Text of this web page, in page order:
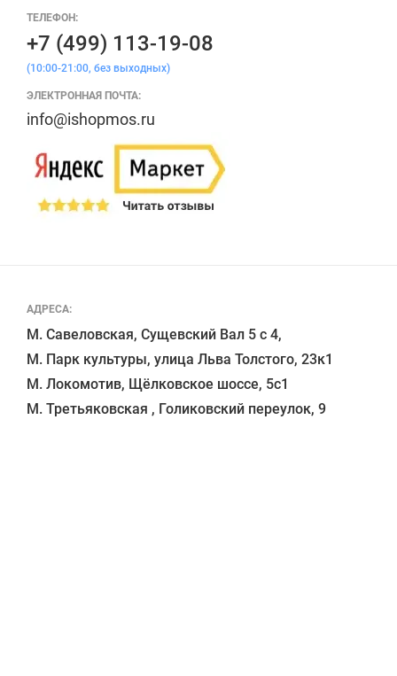
АДРЕСА:
М. Савеловская, Сущевский Вал 5 с 4,
М. Парк культуры, улица Льва Толстого, 23к1
М. Локомотив, Щёлковское шоссе, 5с1
ТЕЛЕФОН:
+7 (499) 113-19-08
(10:00-21:00, без выходных)
ЭЛЕКТРОННАЯ ПОЧТА:
info@ishopmos.ru